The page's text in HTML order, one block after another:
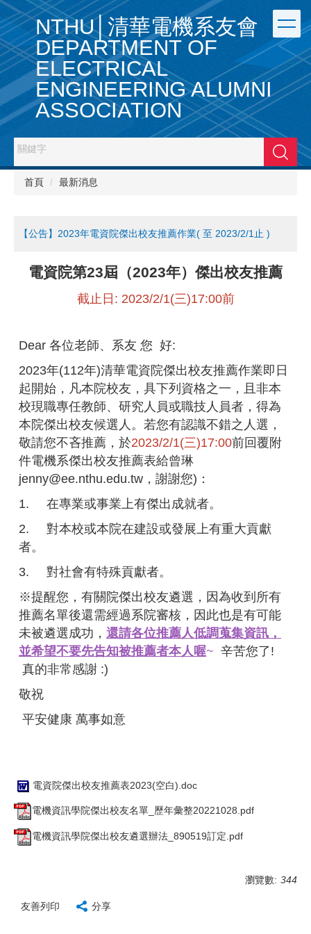
跳
到
主
要
內
容
區
NTHU│清華電機系友會
DEPARTMENT OF
ELECTRICAL
ENGINEERING ALUMNI
ASSOCIATION
搜尋
首頁 最新消息
【公告】2023年電資院傑出校友推薦作業( 至 2023/2/1止 )
電資院第23屆（2023年）傑出校友推薦
截止日: 2023/2/1(三)17:00前​
Dear 各位老師、系友 您 好:
2023年(112年)清華​電資院傑出校友推薦作業​即日
起​開始，凡本院校友，具下列資格之一，且非本
校現職專任教師、研究人員或職技人員者，得為
本院傑出校友候選人。若您有認識不錯之人選，
敬請您不吝推薦，於2023/2/1(三)​17:00前回覆附
件電機系傑出校友推薦表給曾琳
jenny@ee.nthu.edu.tw，謝謝您)：
1. 在專業或事業上有傑出成就者。
2. 對本校或本院在建設或發展上有重大貢獻
者。
3. 對社會有特殊貢獻者。
※提醒您，有關院傑出校友遴選，因為收到所有
推薦名單後還需經過系院審核，因此也是有可能
未被遴選成功， 還請各位推薦人低調蒐集資訊，
並希望不要先告知被推薦者本人喔~ 辛苦您了!
真的非常感謝 :)
敬祝
平安健康 萬事如意
電資院傑出校友推薦表2023(空白).doc
電機資訊學院傑出校友名單_歷年彙整20221028.pdf
電機資訊學院傑出校友遴選辦法_890519訂定.pdf
瀏覽數: 344
友善列印 分享